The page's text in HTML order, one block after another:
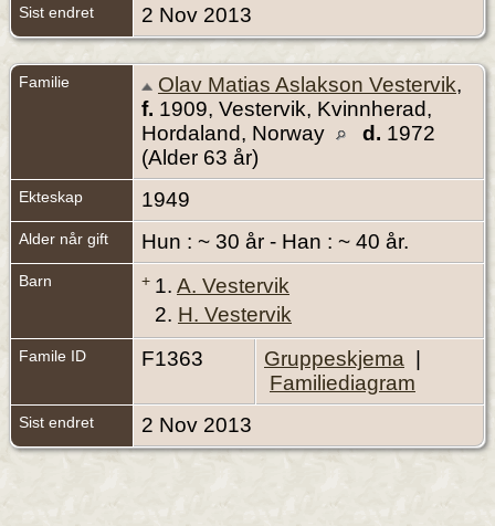
Sist endret 2 Nov 2013
Familie Olav Matias Aslakson Vestervik,
f. 1909, Vestervik, Kvinnherad,
Hordaland, Norway
d. 1972
(Alder 63 år)
Ekteskap 1949
Alder når gift Hun : ~ 30 år - Han : ~ 40 år.
Barn + 1. A. Vestervik
2. H. Vestervik
Famile ID F1363 Gruppeskjema
Familiediagram
Sist endret 2 Nov 2013